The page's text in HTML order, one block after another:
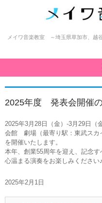
メイワ音楽教
メイワ音楽教室 ～埼玉県草加市、越
2025年度 発表会開催
2025年3月28日（金）-3月29日（
会館 劇場（最寄り駅：東武ス
を開催いたします。
本年、創業55周年を迎え、記念
心温まる演奏をお楽しみください♪
2025年2月1日